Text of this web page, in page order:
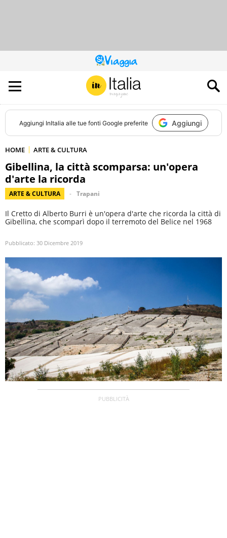
QUESTO
SITO
CONTRIBUISCE
ALL’AUDIENCE
DI
Aggiungi InItalia alle tue fonti Google preferite Aggiungi
HOME ARTE & CULTURA
Gibellina, la città scomparsa: un'opera
d'arte la ricorda
ARTE & CULTURA Trapani
Il Cretto di Alberto Burri è un'opera d'arte che ricorda la città di
Gibellina, che scomparì dopo il terremoto del Belice nel 1968
Pubblicato: 30 Dicembre 2019